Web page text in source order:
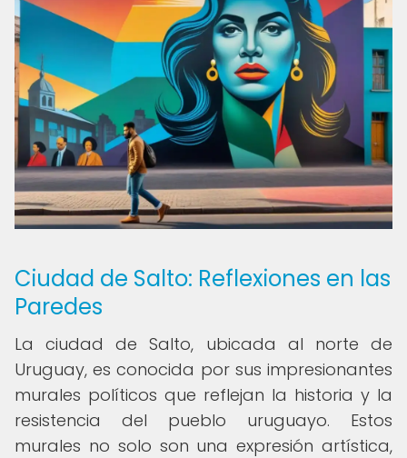
Ciudad de Salto: Reflexiones en las
Paredes
La ciudad de Salto, ubicada al norte de
Uruguay, es conocida por sus impresionantes
murales políticos que reflejan la historia y la
resistencia del pueblo uruguayo. Estos
murales no solo son una expresión artística,